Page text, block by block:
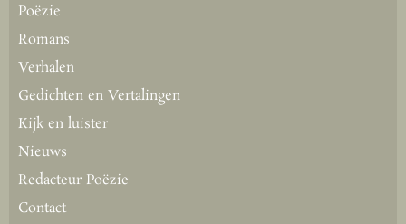
Poëzie
Romans
Verhalen
Gedichten en Vertalingen
Kijk en luister
Nieuws
Redacteur Poëzie
Contact